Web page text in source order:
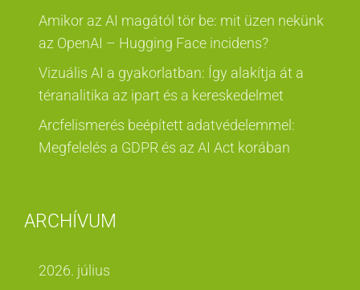
Amikor az AI magától tör be: mit üzen nekünk
az OpenAI – Hugging Face incidens?
Vizuális AI a gyakorlatban: Így alakítja át a
téranalitika az ipart és a kereskedelmet
Arcfelismerés beépített adatvédelemmel:
Megfelelés a GDPR és az AI Act korában
ARCHÍVUM
2026. július